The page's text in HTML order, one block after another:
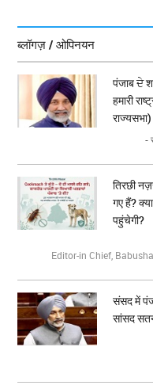
ब्लॉगज़ / ओपिनयन
पंजाब ਦੇ
हमारी
राज्यसभा)
-
तिरछी
गए हैं?
पहुंचेगी?
Editor-in Chief,
संसद में
सांसद